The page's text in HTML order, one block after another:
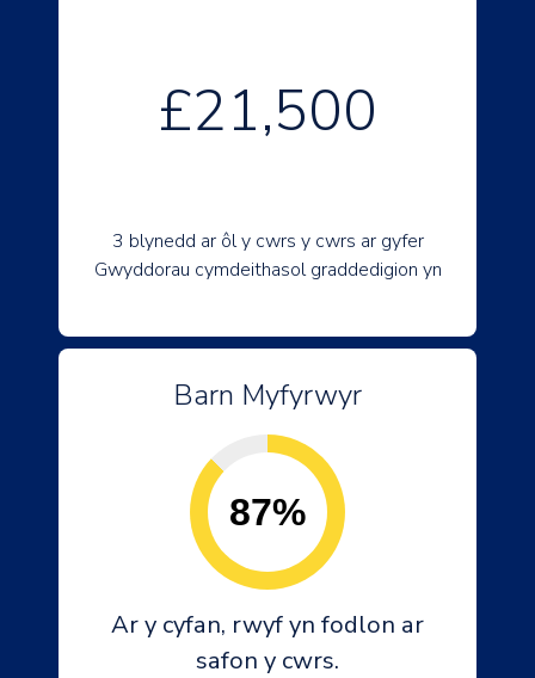
£21,500
3 blynedd ar ôl y cwrs y cwrs ar gyfer
Gwyddorau cymdeithasol graddedigion yn
Barn Myfyrwyr
87%
Ar y cyfan, rwyf yn fodlon ar
safon y cwrs.